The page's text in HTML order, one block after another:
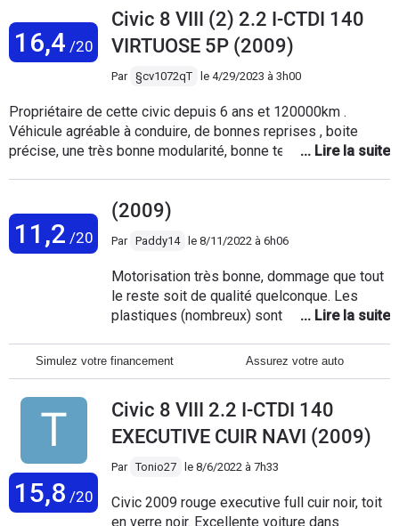
16,4 /20
Civic 8 VIII (2) 2.2 I-CTDI 140
VIRTUOSE 5P (2009)
Par §cv1072qT le 4/29/2023 à 3h00
Propriétaire de cette civic depuis 6 ans et 120000km .
Véhicule agréable à conduire, de bonnes reprises , boite
précise, une très bonne modularité, bonne tenue de route et
remorque. L'intérieur vieilli plutôt bien, voiture assez ferme
au début mais on s'y habitue rapidement, tout comme la
visibilité arrière pas terrible. Globalement un très bon
11,2 /20
(2009)
Par Paddy14 le 8/11/2022 à 6h06
Motorisation très bonne, dommage que tout
le reste soit de qualité quelconque. Les
plastiques (nombreux) sont très fragiles.
tous en panne. L'affichage digital du tableau
de bord est HS, et ça semble être courant
quasiment irréparables. En conclusion,
véhicule correcte dans l'ensemble mais
assez éloigné des ramages qu'on voit sur le
net. Entretien plutôt cher du coup, car
souvent au garage pour des petites pannes,
certes, mais qui agassent.
Simulez votre financement Assurez votre auto
15,8 /20
Civic 8 VIII 2.2 I-CTDI 140
EXECUTIVE CUIR NAVI (2009)
Par Tonio27 le 8/6/2022 à 7h33
Civic 2009 rouge executive full cuir noir, toit
en verre noir. Excellente voiture dans